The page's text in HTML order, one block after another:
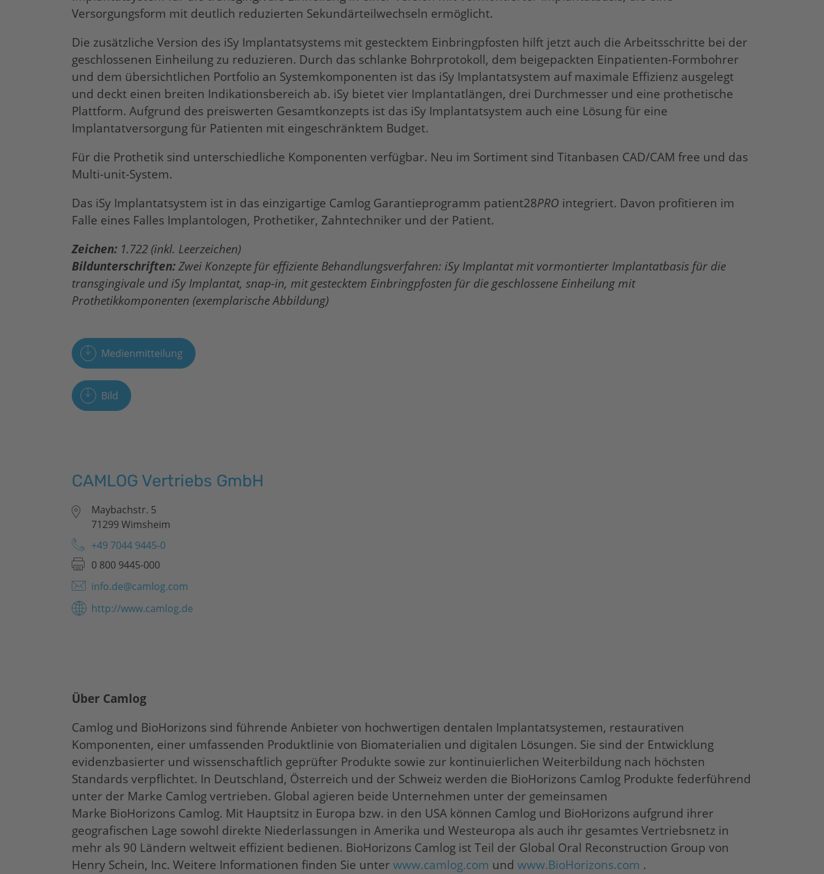
Versorgungsform mit deutlich reduzierten Sekundärteilwechseln ermöglicht.
Die zusätzliche Version des iSy Implantatsystems mit gestecktem Einbringpfosten hilft jetzt auch die Arbeitsschritte bei der
geschlossenen Einheilung zu reduzieren. Durch das schlanke Bohrprotokoll, dem beigepackten Einpatienten-Formbohrer
und dem übersichtlichen Portfolio an Systemkomponenten ist das iSy Implantatsystem auf maximale Effizienz ausgelegt
und deckt einen breiten Indikationsbereich ab. iSy bietet vier Implantatlängen, drei Durchmesser und eine prothetische
Plattform. Aufgrund des preiswerten Gesamtkonzepts ist das iSy Implantatsystem auch eine Lösung für eine
Implantatversorgung für Patienten mit eingeschränktem Budget.
Für die Prothetik sind unterschiedliche Komponenten verfügbar. Neu im Sortiment sind Titanbasen CAD/CAM free und das
Multi-unit-System.
Das iSy Implantatsystem ist in das einzigartige Camlog Garantieprogramm patient28PRO integriert. Davon profitieren im
Falle eines Falles Implantologen, Prothetiker, Zahntechniker und der Patient.
Zeichen: 1.722 (inkl. Leerzeichen)
Bildunterschriften:Zwei Konzepte für effiziente Behandlungsverfahren: iSy Implantat mit vormontierter Implantatbasis für die
transgingivale und iSy Implantat, snap-in, mit gestecktem Einbringpfosten für die geschlossene Einheilung mit
Prothetikkomponenten (exemplarische Abbildung)
Medienmitteilung
Bild
CAMLOG Vertriebs GmbH
Maybachstr. 5
71299 Wimsheim
+49 7044 9445-0
0 800 9445-000
info.de@camlog.com
http://www.camlog.de
Über Camlog
Camlog und BioHorizons sind führende Anbieter von hochwertigen dentalen Implantatsystemen, restaurativen
Komponenten, einer umfassenden Produktlinie von Biomaterialien und digitalen Lösungen. Sie sind der Entwicklung
evidenzbasierter und wissenschaftlich geprüfter Produkte sowie zur kontinuierlichen Weiterbildung nach höchsten
Standards verpflichtet. In Deutschland, Österreich und der Schweiz werden die BioHorizons Camlog Produkte federführend
unter der Marke Camlog vertrieben. Global agieren beide Unternehmen unter der gemeinsamen
Marke BioHorizons Camlog. Mit Hauptsitz in Europa bzw. in den USA können Camlog und BioHorizons aufgrund ihrer
geografischen Lage sowohl direkte Niederlassungen in Amerika und Westeuropa als auch ihr gesamtes Vertriebsnetz in
mehr als 90 Ländern weltweit effizient bedienen. BioHorizons Camlog ist Teil der Global Oral Reconstruction Group von
Henry Schein, Inc. Weitere Informationen finden Sie unterwww.camlog.com und www.BioHorizons.com .